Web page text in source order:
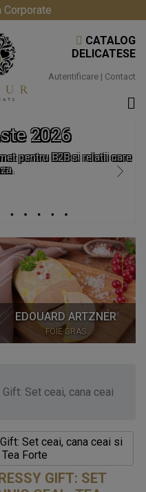
Corporate
CATALOG
DELICATESE
Autentificare | Contact
2026
pentru B2B si relatii care
EDOUARD ARTZNER
FOIE GRAS
Set ceai, cana ceai
GIFT: SET